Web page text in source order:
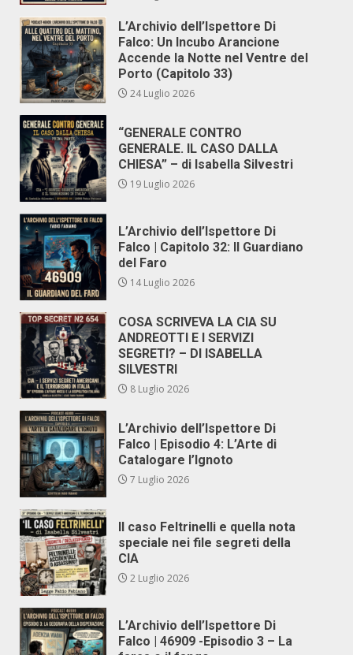
L’Archivio dell’Ispettore Di
Falco: Un Incubo Arancione
Accende la Notte nel Ventre del
Porto (Capitolo 33)
24 Luglio 2026
“GENERALE CONTRO
GENERALE. IL CASO DALLA
CHIESA” – di Isabella Silvestri
19 Luglio 2026
L’Archivio dell’Ispettore Di
Falco | Capitolo 32: Il Guardiano
del Faro
14 Luglio 2026
COSA SCRIVEVA LA CIA SU
ANDREOTTI E I SERVIZI
SEGRETI? – DI ISABELLA
SILVESTRI
8 Luglio 2026
L’Archivio dell’Ispettore Di
Falco | Episodio 4: L’Arte di
Catalogare l’Ignoto
7 Luglio 2026
Il caso Feltrinelli e quella nota
speciale nei file segreti della
CIA
2 Luglio 2026
L’Archivio dell’Ispettore Di
Falco | 46909 -Episodio 3 – La